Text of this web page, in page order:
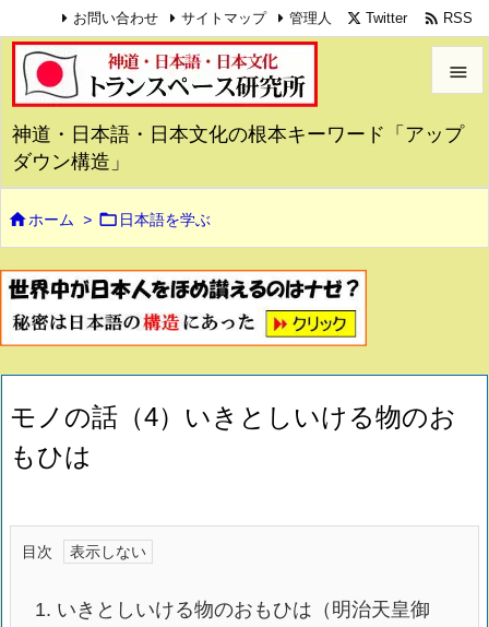
神道・日本語・日本文化の根本キーワード「アップ
ダウン構造」


メニュ
お問い合わせ サイトマップ 管理人 Twitter  RSS
ホーム >  日本語を学ぶ
モノの話（4）いきとしいける物のお
もひは
目次
1. いきとしいける物のおもひは（明治天皇御